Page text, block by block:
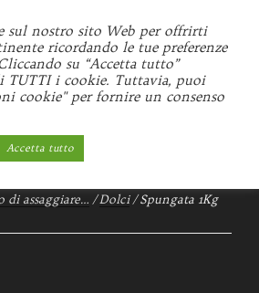
storico d'Italia 1934
di assaggiare… /Dolci/ Spungata 1Kg
sul nostro sito Web per offrirti
ricordando le tue preferenze
su “Accetta tutto”
TUTTI i cookie. Tuttavia, puoi
cookie" per fornire un consenso
Accetta tutto